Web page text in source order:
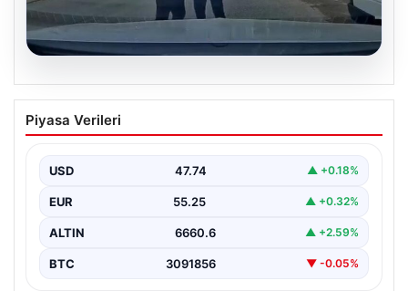
Trafikte Tartışma Kanlı Bitti: Sürücüye
Testere ve Darbe Tehdidi
bir tartışma, şiddet olayına dönüştü. Olay sırasında bir…
Piyasa Verileri
USD 47.74 ▲ +0.18%
EUR 55.25 ▲ +0.32%
ALTIN 6660.6 ▲ +2.59%
BTC 3091856 ▼ -0.05%